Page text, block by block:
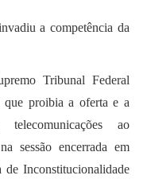
a competência da
Tribunal Federal
proibia a oferta e a
ao
sessão encerrada em
Inconstitucionalidade